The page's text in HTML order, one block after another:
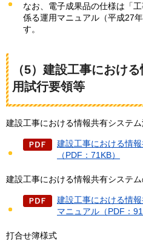
なお、電子成果品の仕様は「
係る運用マニュアル（平成27
す。
（5）建設工事におけ
用試行要領等
建設工事における情報共有システ
建設工事における情
（PDF：71KB）
建設工事における情報共有システ
建設工事における情
マニュアル（PDF：
打合せ簿様式